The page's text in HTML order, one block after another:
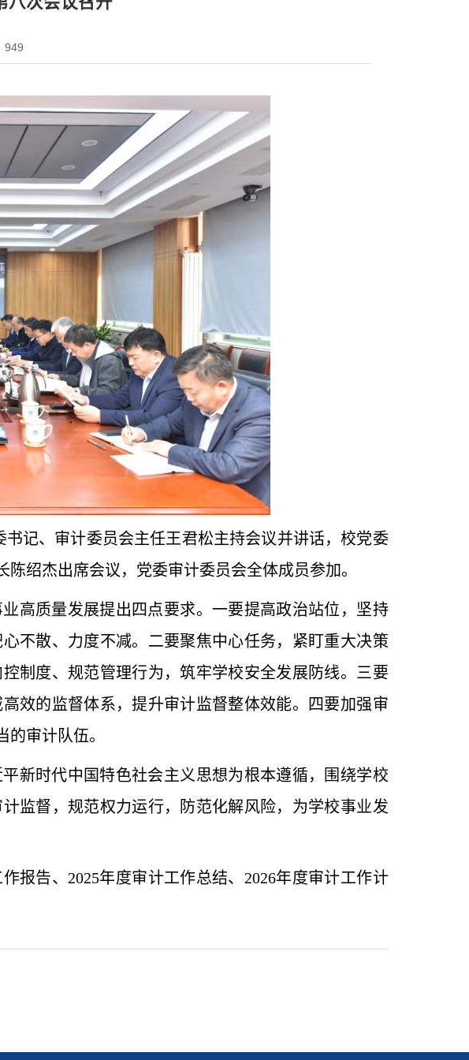
949
记、审计委员会主任王君松主持会议并讲话，校党委
绍杰出席会议，党委审计委员会全体成员参加。
高质量发展提出四点要求。一要提高政治站位，坚持
不散、力度不减。二要聚焦中心任务，紧盯重大决策
制度、规范管理行为，筑牢学校安全发展防线。三要
效的监督体系，提升审计监督整体效能。四要加强审
审计队伍。
新时代中国特色社会主义思想为根本遵循，围绕学校
监督，规范权力运行，防范化解风险，为学校事业发
报告、2025年度审计工作总结、2026年度审计工作计